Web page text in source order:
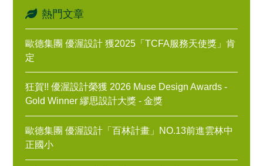
熱門文章
歐德集團 優渥設計 獲2025「TCFA服務天使獎」肯
定
狂賀!! 優渥設計榮獲 2026 Muse Design Awards -
Gold Winner 繆思設計大獎 - 金獎
歐德集團 優渥設計「百林計畫」NO.13前進雲林中
正國小